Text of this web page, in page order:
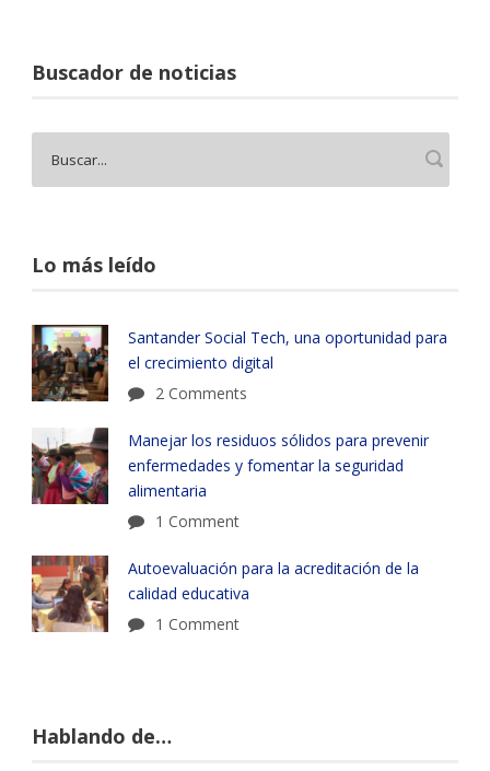
Buscador de noticias
Lo más leído
Santander Social Tech, una oportunidad para
el crecimiento digital
2 Comments
Manejar los residuos sólidos para prevenir
enfermedades y fomentar la seguridad
alimentaria
1 Comment
Autoevaluación para la acreditación de la
calidad educativa
1 Comment
Hablando de…